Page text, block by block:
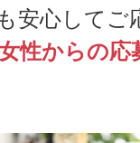
安心してご
性からの応